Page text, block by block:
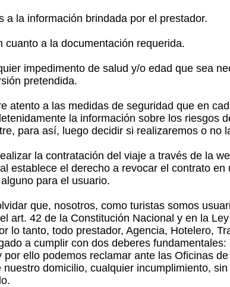
a la información brindada por el prestador.
cuanto a la documentación requerida.
impedimento de salud y/o edad que sea
pretendida.
atento a las medidas de seguridad que en
la información sobre los riesgos
para así, luego decidir si realizaremos o no
la contratación del viaje a través de la
establece el derecho a revocar el contrato en
para el usuario.
que, nosotros, como turistas somos
art. 42 de la Constitución Nacional y en la
lo tanto, todo prestador, Agencia, Hotelero,
a cumplir con dos deberes
por ello podemos reclamar ante las Oficinas
nuestro domicilio, cualquier incumplimiento, sin